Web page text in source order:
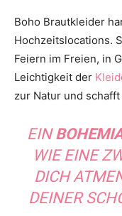
Boho Brautkleider
Hochzeitslocations.
Feiern im Freien, in
Leichtigkeit der
zur Natur und
EIN
WIE EINE
DICH
DEINER